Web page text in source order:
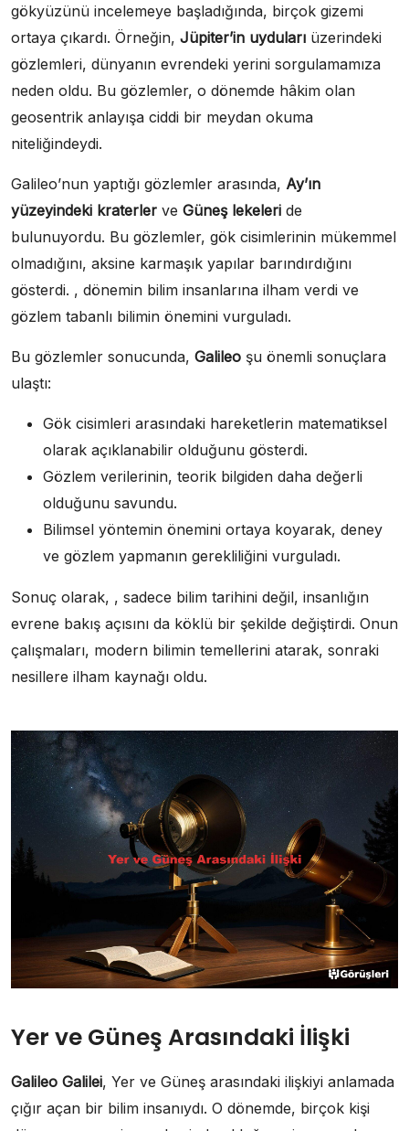
gökyüzünü incelemeye başladığında, birçok gizemi
ortaya çıkardı. Örneğin, Jüpiter’in uyduları üzerindeki
gözlemleri, dünyanın evrendeki yerini sorgulamamıza
neden oldu. Bu gözlemler, o dönemde hâkim olan
geosentrik anlayışa ciddi bir meydan okuma
niteliğindeydi.
Galileo’nun yaptığı gözlemler arasında, Ay’ın
yüzeyindeki kraterler ve Güneş lekeleri de
bulunuyordu. Bu gözlemler, gök cisimlerinin mükemmel
olmadığını, aksine karmaşık yapılar barındırdığını
gösterdi. , dönemin bilim insanlarına ilham verdi ve
gözlem tabanlı bilimin önemini vurguladı.
Bu gözlemler sonucunda, Galileo şu önemli sonuçlara
ulaştı:
Gök cisimleri arasındaki hareketlerin matematiksel
olarak açıklanabilir olduğunu gösterdi.
Gözlem verilerinin, teorik bilgiden daha değerli
olduğunu savundu.
Bilimsel yöntemin önemini ortaya koyarak, deney
ve gözlem yapmanın gerekliliğini vurguladı.
Sonuç olarak, , sadece bilim tarihini değil, insanlığın
evrene bakış açısını da köklü bir şekilde değiştirdi. Onun
çalışmaları, modern bilimin temellerini atarak, sonraki
nesillere ilham kaynağı oldu.
Yer ve Güneş Arasındaki İlişki
Galileo Galilei, Yer ve Güneş arasındaki ilişkiyi anlamada
çığır açan bir bilim insanıydı. O dönemde, birçok kişi